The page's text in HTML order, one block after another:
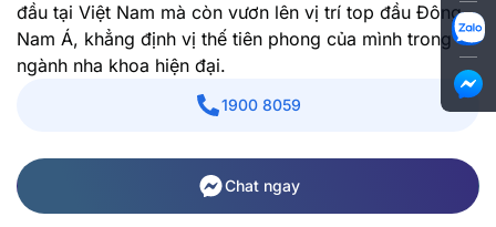
đầu tại Việt Nam mà còn vươn lên vị trí top đầu Đông
Nam Á, khẳng định vị thế tiên phong của mình trong
ngành nha khoa hiện đại.
1900 8059
Chat ngay